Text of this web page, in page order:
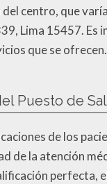
centro, que
Lima 15457. Es
que se
Puesto de
de los
de la atención
perfecta,